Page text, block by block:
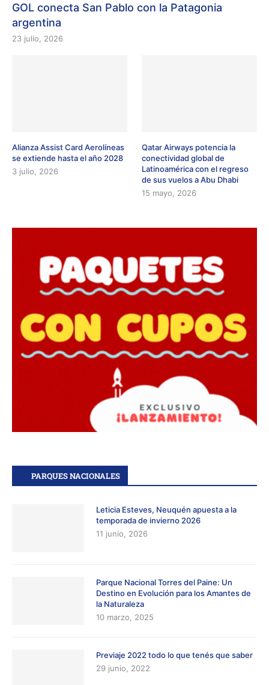
GOL conecta San Pablo con la Patagonia
argentina
23 julio, 2026
Alianza Assist Card Aerolíneas
se extiende hasta el año 2028
3 julio, 2026
Qatar Airways potencia la
conectividad global de
Latinoamérica con el regreso
de sus vuelos a Abu Dhabi
15 mayo, 2026
PARQUES NACIONALES
Leticia Esteves, Neuquén apuesta a la
temporada de invierno 2026
11 junio, 2026
Parque Nacional Torres del Paine: Un
Destino en Evolución para los Amantes de
la Naturaleza
10 marzo, 2025
Previaje 2022 todo lo que tenés que saber
29 junio, 2022